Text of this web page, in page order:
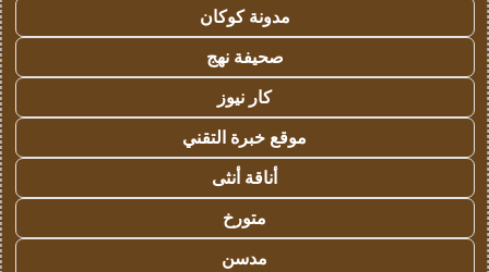
مدونة كوكان
صحيفة نهج
كار نيوز
موقع خبرة التقني
أناقة أنثى
متورخ
مدسن